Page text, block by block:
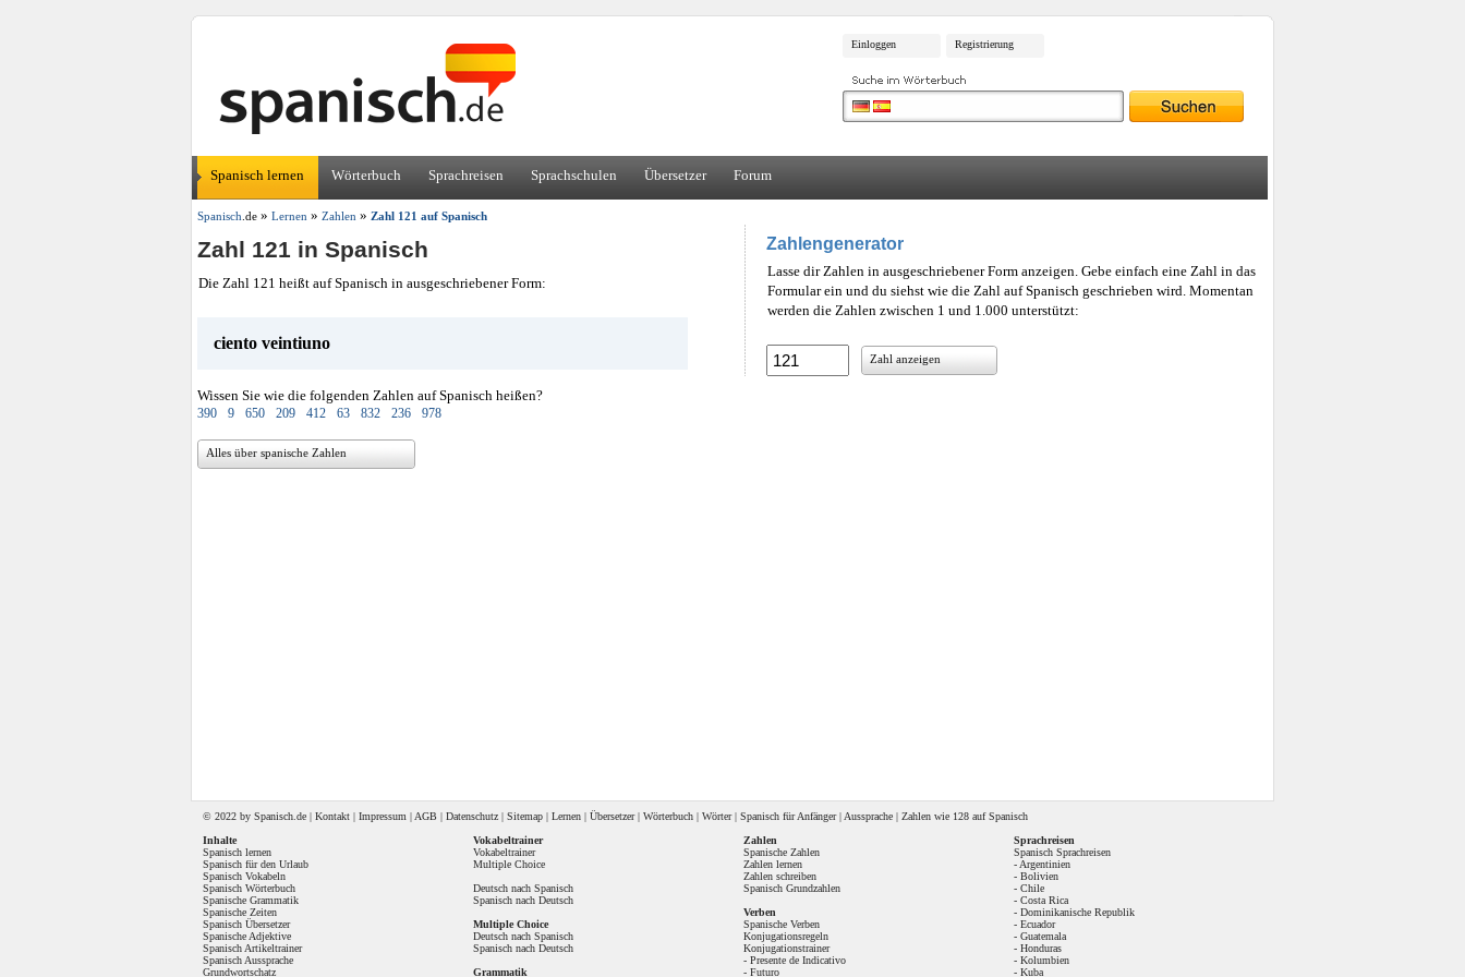
Einloggen Registrierung
Spanisch lernen Wörterbuch Sprachreisen Sprachschulen Übersetzer Forum
Spanisch .de » Lernen » Zahlen » Zahl 121 auf Spanisch
Zahl 121 in Spanisch
Die Zahl 121 heißt auf Spanisch in ausgeschriebener Form:
ciento veintiuno
Wissen Sie wie die folgenden Zahlen auf Spanisch heißen?
390 9 650 209 412 63 832 236 978
Alles über spanische Zahlen
Zahlengenerator
Lasse dir Zahlen in ausgeschriebener Form anzeigen. Gebe einfach eine Zahl in das
Formular ein und du siehst wie die Zahl auf Spanisch geschrieben wird. Momentan
werden die Zahlen zwischen 1 und 1.000 unterstützt:
Zahl anzeigen
© 2022 by Spanisch .de | Kontakt | Impressum | AGB | Datenschutz | Sitemap | Lernen | Übersetzer| Wörterbuch | Wörter| Spanisch für Anfänger| Aussprache | Zahlen wie 128 auf Spanisch
Inhalte
Spanisch lernen
Spanisch für den Urlaub
Spanisch Vokabeln
Spanisch Wörterbuch
Spanische Grammatik
Spanische Zeiten
Spanisch Übersetzer
Spanische Adjektive
Spanisch Artikeltrainer
Spanisch Aussprache
Grundwortschatz
Vokabeltrainer
Vokabeltrainer
Multiple Choice
Deutsch nach Spanisch
Spanisch nach Deutsch
Multiple Choice
Deutsch nach Spanisch
Spanisch nach Deutsch
Grammatik
Zahlen
Spanische Zahlen
Zahlen lernen
Zahlen schreiben
Spanisch Grundzahlen
Verben
Spanische Verben
Konjugationsregeln
Konjugationstrainer
- Presente de Indicativo
- Futuro
Sprachreisen
Spanisch Sprachreisen
- Argentinien
- Bolivien
- Chile
- Costa Rica
- Dominikanische Republik
- Ecuador
- Guatemala
- Honduras
- Kolumbien
- Kuba